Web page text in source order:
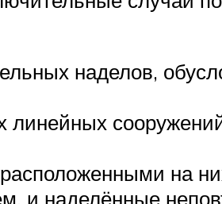
наделов,
на
и наделённые